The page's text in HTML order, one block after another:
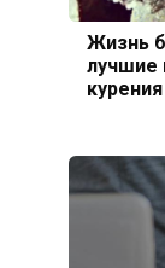
Жизнь
лучшие
курения